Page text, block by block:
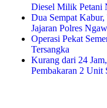
Diesel Milik Petani
Dua Sempat
Jajaran Polres
Operasi Pekat
Tersangka
Kurang dari 24
Pembakaran 2 Unit